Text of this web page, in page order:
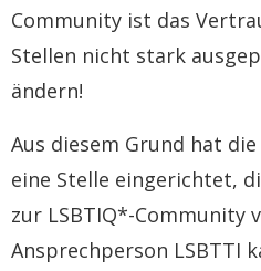
Community ist das
Stellen nicht stark
ändern!
Aus diesem Grund hat
eine Stelle eingerichtet,
zur LSBTIQ*-Community
Ansprechperson LSBTTI